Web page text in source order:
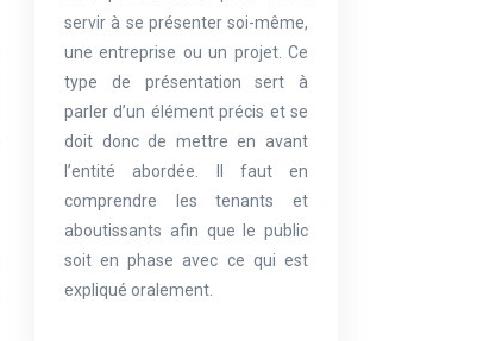
servir à se présenter soi-même,
une entreprise ou un projet. Ce
type de présentation sert à
parler d’un élément précis et se
doit donc de mettre en avant
l’entité abordée. Il faut en
comprendre les tenants et
aboutissants afin que le public
soit en phase avec ce qui est
expliqué oralement.